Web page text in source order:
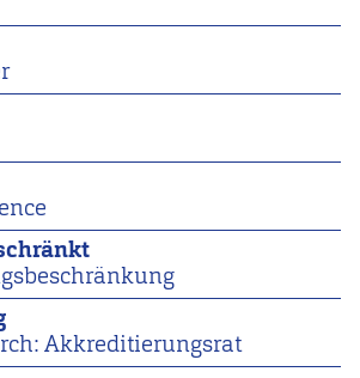
Akkreditierungsrat